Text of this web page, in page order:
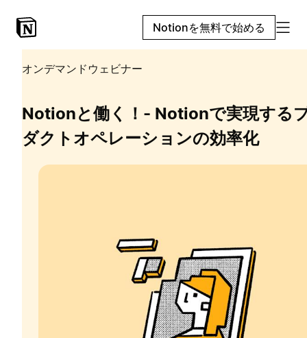
Notionを無料で始める
オンデマンドウェビナー
Notionと働く！- Notionで実現する
ダクトオペレーションの効率化